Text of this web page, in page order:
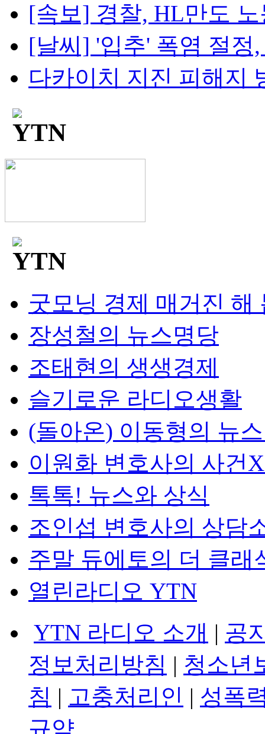
[속보] 경찰, HL만도
[날씨] '입추' 폭염 절정,
다카이치 지진 피해지
굿모닝 경제 매거진 해
장성철의 뉴스명당
조태현의 생생경제
슬기로운 라디오생활
(돌아온) 이동형의 뉴
이원화 변호사의 사건
톡톡! 뉴스와 상식
조인섭 변호사의 상담
주말 듀에토의 더 클래
열린라디오 YTN
YTN 라디오 소개 | 공
정보처리방침 | 청소년
침 | 고충처리인 | 성폭
규약